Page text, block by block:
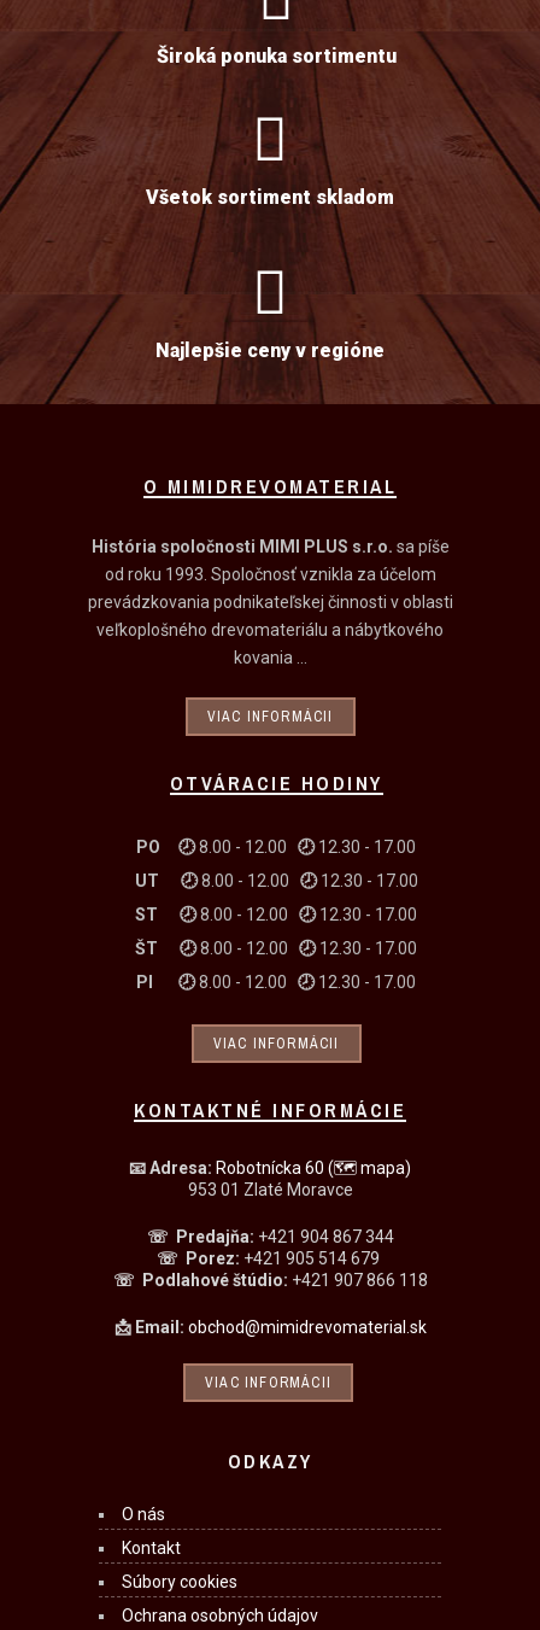
Široká ponuka sortimentu
Všetok sortiment skladom
Najlepšie ceny v regióne
O MIMIDREVOMATERIAL
História spoločnosti MIMI PLUS s.r.o. sa píše
od roku 1993. Spoločnosť vznikla za účelom
prevádzkovania podnikateľskej činnosti v oblasti
veľkoplošného drevomateriálu a nábytkového
kovania ...
VIAC INFORMÁCII
OTVÁRACIE HODINY
PO 🕗8.00 - 12.00 🕗12.30 - 17.00
UT
🕗8.00 - 12.00 🕗12.30 - 17.00
ST 🕗8.00 - 12.00 🕗12.30 - 17.00
ŠT
🕗8.00 - 12.00 🕗12.30 - 17.00
PI
🕗8.00 - 12.00 🕗12.30 - 17.00
VIAC INFORMÁCII
KONTAKTNÉ INFORMÁCIE
📧Adresa: Robotnícka 60 (🗺 mapa)
953 01 Zlaté Moravce
☏ Predajňa: +421 904 867 344
☏ Porez: +421 905 514 679
☏ Podlahové štúdio: +421 907 866 118
📩 Email: obchod@mimidrevomaterial.sk
VIAC INFORMÁCII
ODKAZY
O nás
Kontakt
Súbory cookies
Ochrana osobných údajov